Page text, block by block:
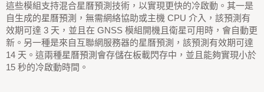
這些模組支持混合星曆預測技術，以實現更快的冷啟動。其一是
自生成的星曆預測，無需網絡協助或主機 CPU 介入，該預測有
效期可達 3 天，並且在 GNSS 模組開機且衛星可用時，會自動更
新。另一種是來自互聯網服務器的星曆預測，該預測有效期可達
14 天。這兩種星曆預測會存儲在板載閃存中，並且能夠實現小於
15 秒的冷啟動時間。